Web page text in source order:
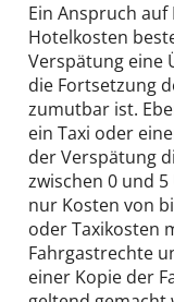
Ein Anspruch
Hotelkosten
Verspätung eine
die Fortsetzung
zumutbar ist.
ein Taxi oder
der Verspätung
zwischen 0 und
nur Kosten von
oder Taxikosten
Fahrgastrechte
einer Kopie der